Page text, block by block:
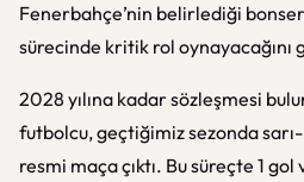
Fenerbahçe’nin belirlediği
sürecinde kritik rol oynayacağını
2028 yılına kadar sözleşmesi
futbolcu, geçtiğimiz sezonda
resmi maça çıktı. Bu süreçte 1 gol